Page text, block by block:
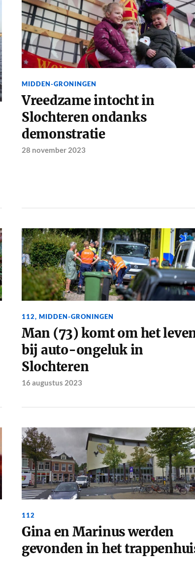
MIDDEN-GRONINGEN
Vreedzame intocht in
Slochteren ondanks
demonstratie
28 november 2023
112, MIDDEN-GRONINGEN
Man (73) komt om het
bij auto-ongeluk in
Slochteren
16 augustus 2023
112
Gina en Marinus werden
gevonden in het